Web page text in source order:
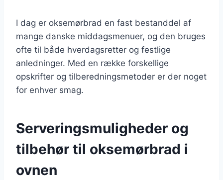
I dag er oksemørbrad en fast bestanddel af
mange danske middagsmenuer, og den bruges
ofte til både hverdagsretter og festlige
anledninger. Med en række forskellige
opskrifter og tilberedningsmetoder er der noget
for enhver smag.
Serveringsmuligheder og
tilbehør til oksemørbrad i
ovnen